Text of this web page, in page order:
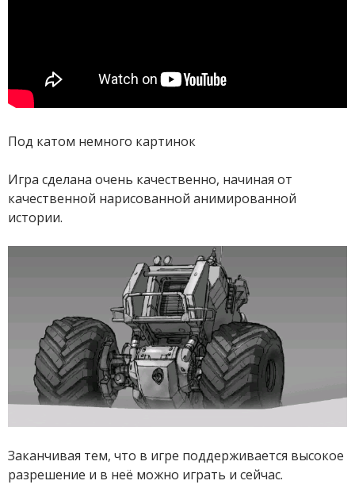
Под катом немного картинок
Игра сделана очень качественно, начиная от
качественной нарисованной анимированной
истории.
Заканчивая тем, что в игре поддерживается высокое
разрешение и в неё можно играть и сейчас.